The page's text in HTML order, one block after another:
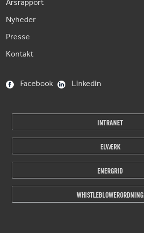
Nyheder
Presse
Kontakt
Facebook
Linkedin
INTRANET
ELVÆRK
ENERGRID
WHISTLEBLOWERORDNING